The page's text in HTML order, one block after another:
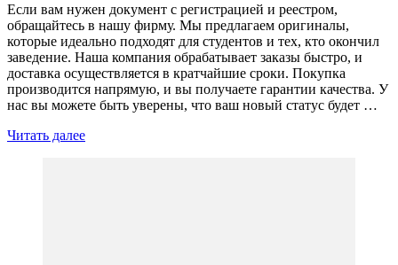
Если вам нужен документ с регистрацией и реестром,
обращайтесь в нашу фирму. Мы предлагаем оригиналы,
которые идеально подходят для студентов и тех, кто окончил
заведение. Наша компания обрабатывает заказы быстро, и
доставка осуществляется в кратчайшие сроки. Покупка
производится напрямую, и вы получаете гарантии качества. У
нас вы можете быть уверены, что ваш новый статус будет …
Читать далее